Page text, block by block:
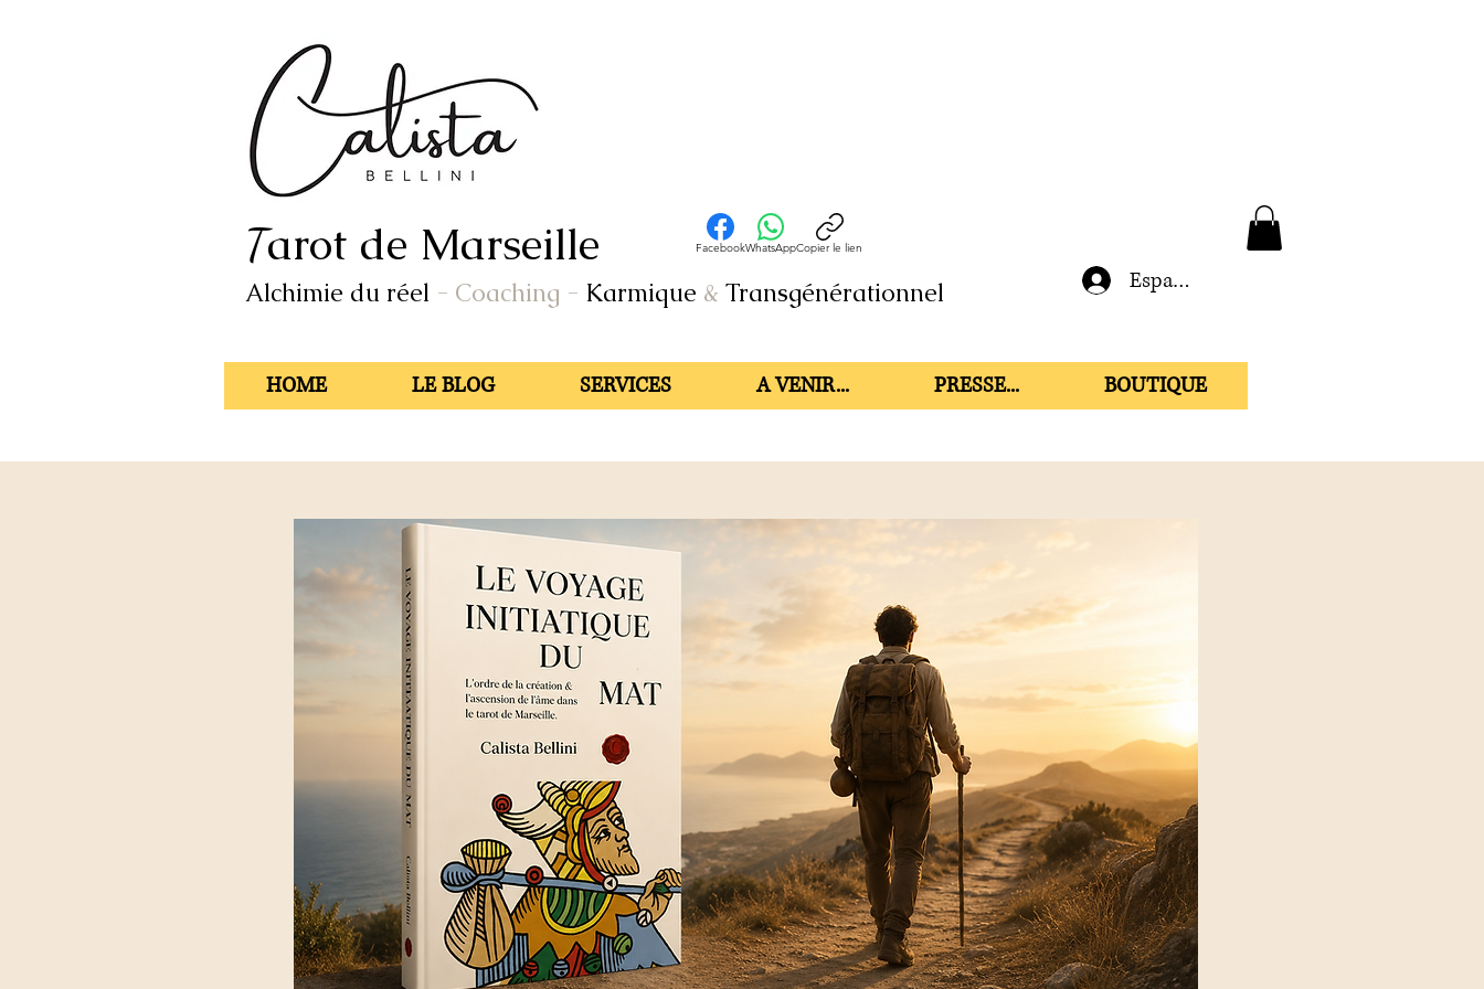
Tarot de Marseille
Alchimie du réel - Coaching - Karmique & Transgénérationnel
FacebookWhatsAppCopier le lien
Espace membre
HOME LE BLOG SERVICES A VENIR... PRESSE... BOUTIQUE